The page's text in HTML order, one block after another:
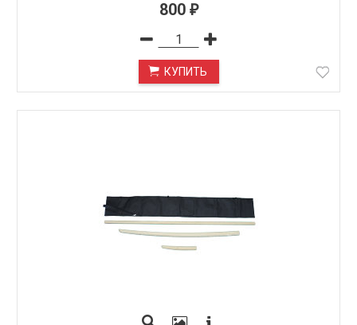
800 ₽
КУПИТЬ